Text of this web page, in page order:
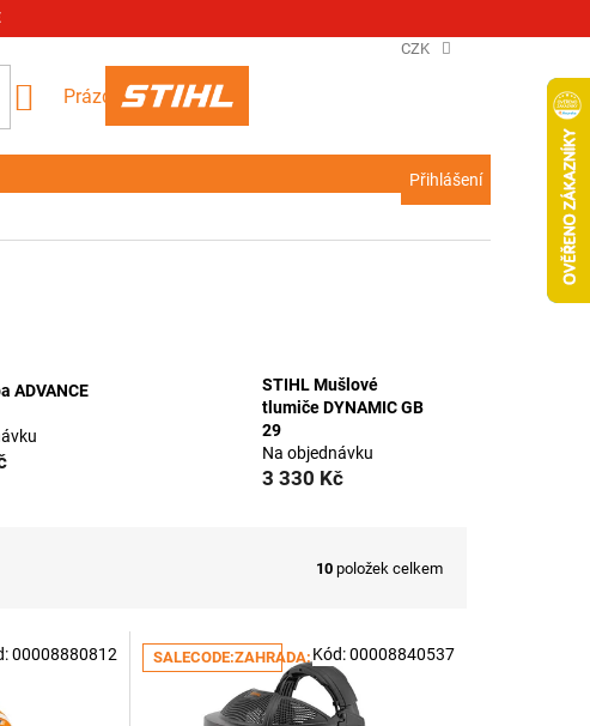
CZK
Přihlášení
NÁKUPNÍ
KOŠÍK
Prázdný košík
ADVANCE
STIHL Mušlové
tlumiče DYNAMIC GB
29
Na objednávku
3 330 Kč
10 položek celkem
00008880812 SALECODE:ZAHRADA:5:%
Kód:00008840537